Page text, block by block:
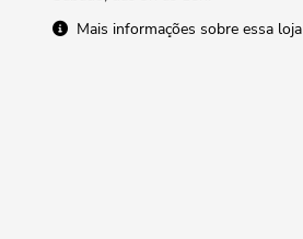
Mais informações sobre essa loja